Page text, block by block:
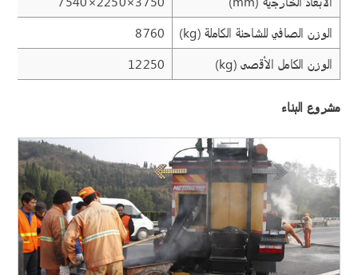
الوزن الصافي للشاحنة الكاملة (kg)
8760
الوزن الكامل الأقصى (kg)
12250
مشروع البناء